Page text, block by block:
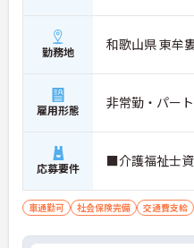
勤務地 和歌山県 東牟
雇用形態 非常勤・パー
応募要件 ■介護福祉士
車通勤可 社会保険完備 交通費支給